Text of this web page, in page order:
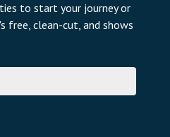
to start your journey or
clean-cut, and shows